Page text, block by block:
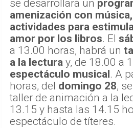
se desarrollará un
amenización con
actividades para
amor por los libros. El
a 13.00 horas, habrá un
a la lectura y, de 18.00 a
espectáculo musical. A
horas, del domingo 28,
taller de animación a la
13.15 y hasta las 14.15
espectáculo de títeres.